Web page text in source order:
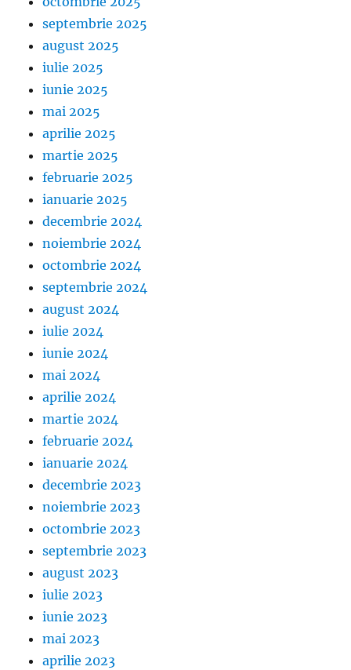
septembrie 2025
august 2025
iulie 2025
iunie 2025
mai 2025
aprilie 2025
martie 2025
februarie 2025
ianuarie 2025
decembrie 2024
noiembrie 2024
octombrie 2024
septembrie 2024
august 2024
iulie 2024
iunie 2024
mai 2024
aprilie 2024
martie 2024
februarie 2024
ianuarie 2024
decembrie 2023
noiembrie 2023
octombrie 2023
septembrie 2023
august 2023
iulie 2023
iunie 2023
mai 2023
aprilie 2023